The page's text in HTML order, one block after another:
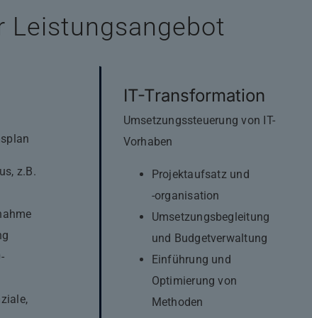
Leistungsangebot
z.B.
IT-Transformation
Umsetzungssteuerung von IT-
Vorhaben
Projektaufsatz und
-organisation
Umsetzungsbegleitung
und Budgetverwaltung
Einführung und
Optimierung von
Methoden